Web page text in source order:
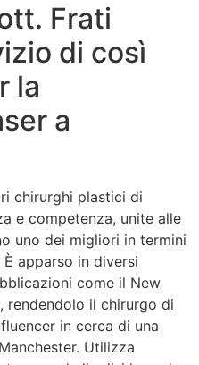
Frati
di così
la
a
chirurghi plastici di
e competenza, unite alle
uno dei migliori in termini
apparso in diversi
come il New
rendendolo il chirurgo di
in cerca di una
Utilizza